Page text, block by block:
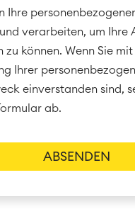
Ihre
verarbeiten, um Ihre
zu können. Wenn Sie
Ihrer
einverstanden sind,
ab.